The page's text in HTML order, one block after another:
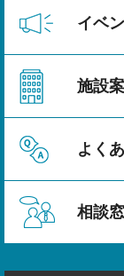
イベ
施設
よく
相談